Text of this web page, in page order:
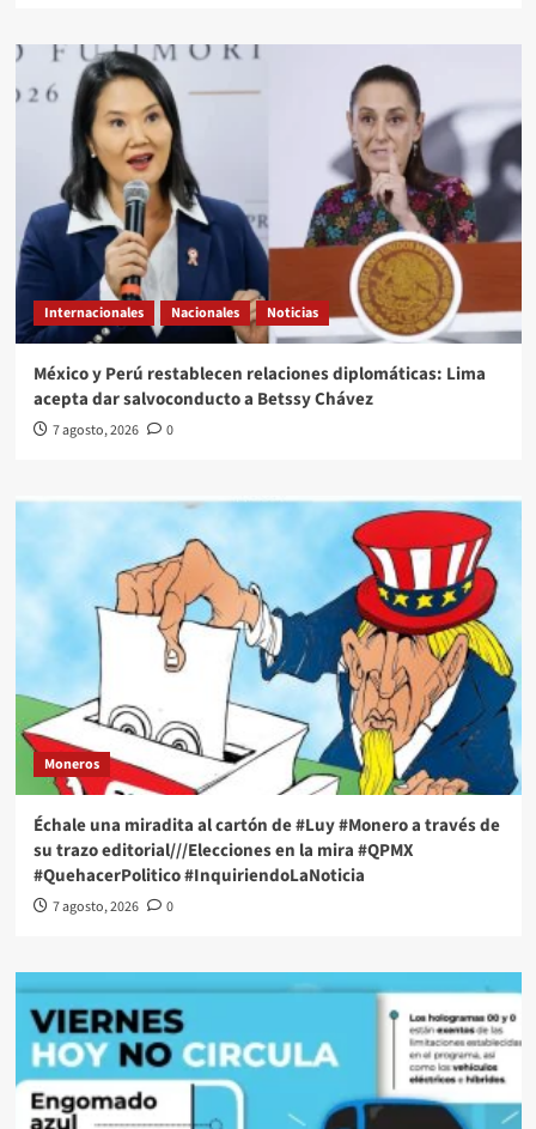
Internacionales Nacionales Noticias
México y Perú restablecen relaciones diplomáticas: Lima
acepta dar salvoconducto a Betssy Chávez
7 agosto, 2026 0
Moneros
Échale una miradita al cartón de #Luy #Monero a través de
su trazo editorial///Elecciones en la mira #QPMX
#QuehacerPolitico #InquiriendoLaNoticia
7 agosto, 2026 0